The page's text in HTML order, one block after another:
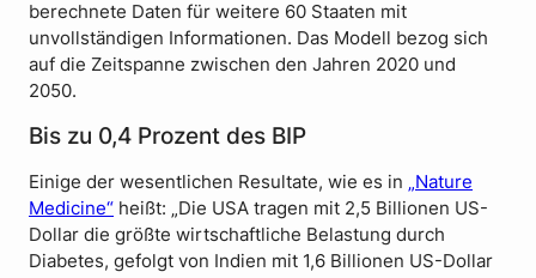
berechnete Daten für weitere 60 Staaten mit
unvollständigen Informationen. Das Modell bezog sich
auf die Zeitspanne zwischen den Jahren 2020 und
2050.
Bis zu 0,4 Prozent des BIP
Einige der wesentlichen Resultate, wie es in „Nature
Medicine“ heißt: „Die USA tragen mit 2,5 Billionen US-
Dollar die größte wirtschaftliche Belastung durch
Diabetes, gefolgt von Indien mit 1,6 Billionen US-Dollar